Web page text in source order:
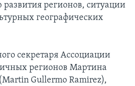
регионов, ситуации
географических
секретаря Ассоциации
регионов Мартина
Gullermo Ramirez),